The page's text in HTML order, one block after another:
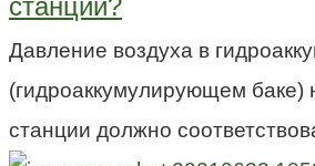
станции?
Давление воздуха в
(гидроаккумулирующем баке)
станции должно